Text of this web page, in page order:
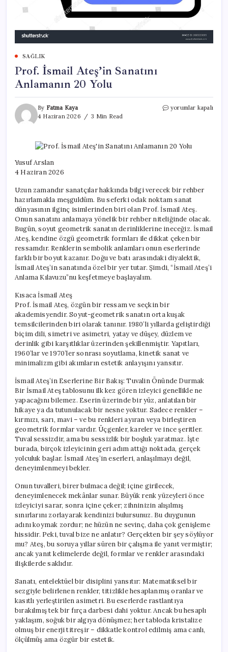
SAĞLIK
Prof. İsmail Ateş’in Sanatını
Anlamanın 20 Yolu
By Fatma Kaya
4 Haziran 2026
3 Min Read
Prof.
20
yorumlar kapalı
Yusuf Arslan
4 Haziran 2026
Uzun zamandır sanatçılar hakkında bilgi verecek bir rehber
hazırlamakla meşguldüm. Bu seferki odak noktam sanat
dünyasının ilginç isimlerinden biri olan Prof. İsmail Ateş.
Onun sanatını anlamaya yönelik bir rehber niteliğinde olacak.
Bugün, soyut geometrik sanatın derinliklerine ineceğiz. İsmail
Ateş, kendine özgü geometrik formları ile dikkat çeken bir
ressamdır. Renklerin sembolik anlamları onun eserlerinde
farklı bir boyut kazanır. Doğu ve batı arasındaki diyalektik,
İsmail Ateş’in sanatında özel bir yer tutar. Şimdi, “İsmail Ateş’i
Anlama Kılavuzu”nu keşfetmeye başlayalım.
Kısaca İsmail Ateş
Prof. İsmail Ateş, özgün bir ressam ve seçkin bir
akademisyendir. Soyut-geometrik sanatın orta kuşak
temsilcilerinden biri olarak tanınır. 1980’li yıllarda geliştirdiği
biçim dili, simetri ve asimetri, yatay ve düşey, düzlem ve
derinlik gibi karşıtlıklar üzerinden şekillenmiştir. Yapıtları,
1960’lar ve 1970’ler sonrası soyutlama, kinetik sanat ve
minimalizm gibi akımların estetik anlayışını yansıtır.
İsmail Ateş’in Eserlerine Bir Bakış: Tuvalin Önünde Durmak
Bir İsmail Ateş tablosunu ilk kez gören izleyici genellikle ne
yapacağını bilemez. Eserin üzerinde bir yüz, anlatılan bir
hikaye ya da tutunulacak bir nesne yoktur. Sadece renkler –
kırmızı, sarı, mavi – ve bu renkleri ayıran veya birleştiren
geometrik formlar vardır. Üçgenler, kareler ve ince şeritler.
Tuval sessizdir, ama bu sessizlik bir boşluk yaratmaz. İşte
burada, birçok izleyicinin geri adım attığı noktada, gerçek
yolculuk başlar. İsmail Ateş’in eserleri, anlaşılmayı değil,
deneyimlenmeyi bekler.
Onun tuvalleri, birer bulmaca değil; içine girilecek,
deneyimlenecek mekânlar sunar. Büyük renk yüzeyleri önce
izleyiciyi sarar, sonra içine çeker; zihninizin alışılmış
sınırlarını zorlayarak kendinizi bulursunuz. Bu duygunun
adını koymak zordur; ne hüzün ne sevinç, daha çok genişleme
hissidir. Peki, tuval bize ne anlatır? Gerçekten bir şey söylüyor
mu? Ateş, bu soruya yıllar süren bir çalışma ile yanıt vermiştir;
ancak yanıt kelimelerde değil, formlar ve renkler arasındaki
ilişkilerde saklıdır.
Sanatı, entelektüel bir disiplini yansıtır: Matematiksel bir
sezgiyle belirlenen renkler, titizlikle hesaplanmış oranlar ve
kasıtlı yerleştirilen asimetri. Bu eserlerde rastlantıya
bırakılmış tek bir fırça darbesi dahi yoktur. Ancak bu hesaplı
yaklaşım, soğuk bir algıya dönüşmez; her tabloda kristalize
olmuş bir enerji titreşir – dikkatle kontrol edilmiş ama canlı,
ölçülmüş ama özgür bir estetik.